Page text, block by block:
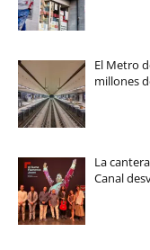
El Metro
millones
La
Canal